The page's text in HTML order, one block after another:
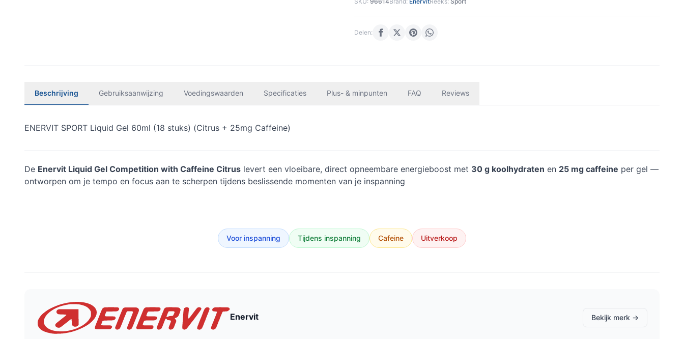
Delen:
Beschrijving Gebruiksaanwijzing Voedingswaarden Specificaties Plus- & minpunten FAQ Reviews
ENERVIT SPORT Liquid Gel 60ml (18 stuks) (Citrus + 25mg Caffeine)
De Enervit Liquid Gel Competition with Caffeine Citrus levert een vloeibare, direct opneembare energieboost met 30 g koolhydraten en 25 mg caffeine per gel —
ontworpen om je tempo en focus aan te scherpen tijdens beslissende momenten van je inspanning
Voor inspanning Tijdens inspanning Cafeine Uitverkoop
Enervit Bekijk merk →